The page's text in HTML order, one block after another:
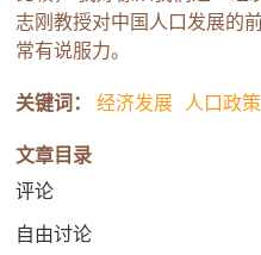
志刚教授对中国人口发展的
常有说服力。
关键词： 经济发展 人口政策
文章目录
评论
自由讨论